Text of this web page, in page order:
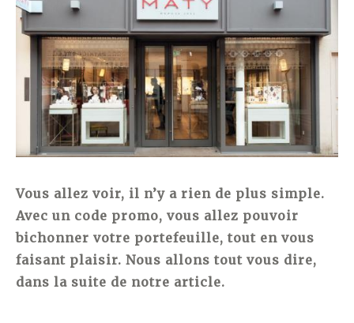
Vous allez voir, il n’y a rien de plus simple.
Avec un code promo, vous allez pouvoir
bichonner votre portefeuille, tout en vous
faisant plaisir. Nous allons tout vous dire,
dans la suite de notre article.